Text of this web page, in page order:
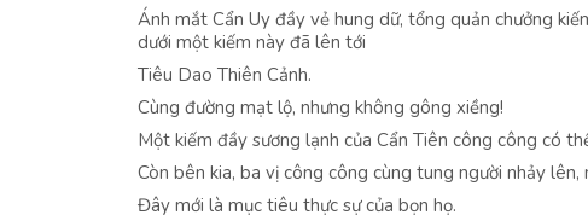
Ánh mắt Cẩn Uy đầy vẻ hung dữ, tổng quản chưởng
dưới một kiếm này đã lên tới
Tiêu Dao Thiên Cảnh.
Cùng đường mạt lộ, nhưng không gông xiềng!
Một kiếm đầy sương lạnh của Cẩn Tiên công công có
Còn bên kia, ba vị công công cùng tung người nhảy
Đây mới là mục tiêu thực sự của bọn họ.